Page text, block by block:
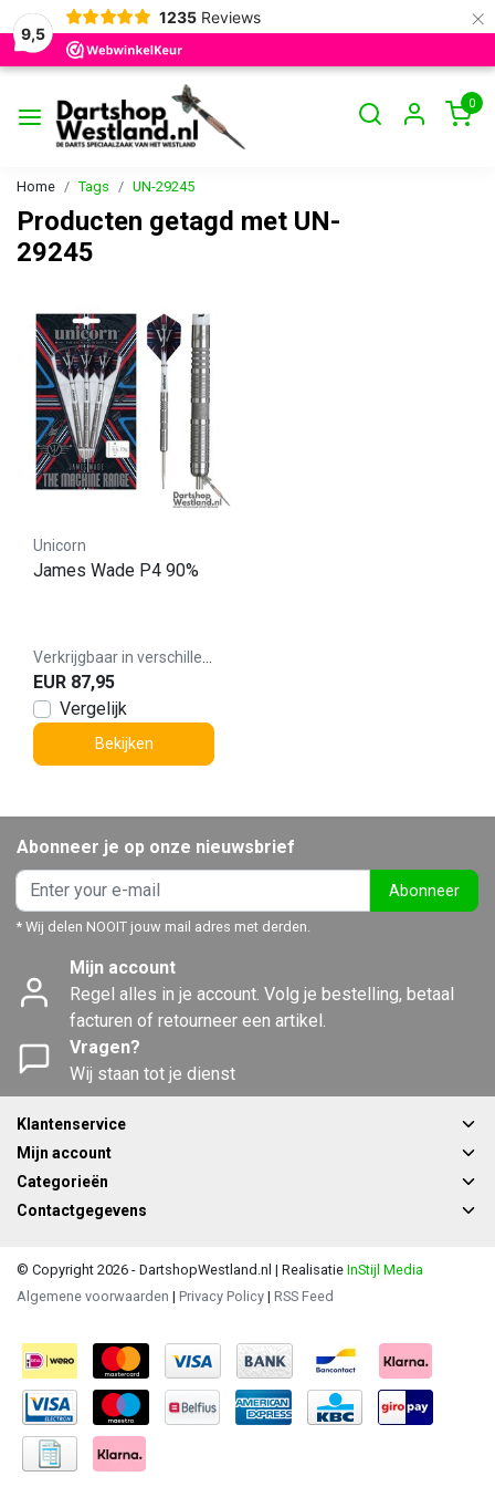
9,5
1235 Reviews ×
0
Home Tags UN-29245
Producten getagd met UN-
29245
Unicorn
James Wade P4 90%
EUR 87,95
Vergelijk
Bekijken
Abonneer je op onze nieuwsbrief
Abonneer
* Wij delen NOOIT jouw mail adres met derden.
Mijn account
Regel alles in je account. Volg je bestelling, betaal
facturen of retourneer een artikel.
Vragen?
Wij staan tot je dienst
Klantenservice
Mijn account
Categorieën
Contactgegevens
© Copyright 2026 - DartshopWestland.nl | Realisatie InStijl Media
Algemene voorwaarden | Privacy Policy | RSS Feed